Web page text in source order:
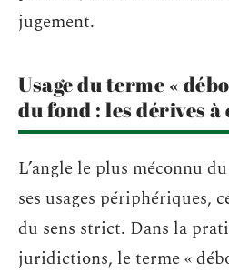
jugement.
Usage du terme «
du fond : les dérives
L’angle le plus méconnu
ses usages périphériques,
du sens strict. Dans la
juridictions, le terme «